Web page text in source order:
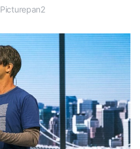
Picturepan2